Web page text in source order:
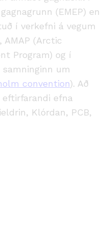
(EMEP) en
í verkefni á vegum
AMAP (Arctic
Program) og í
um
convention). Að
efna
Klórdan, PCB,